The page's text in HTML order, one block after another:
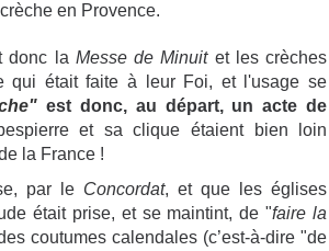
en Provence.
donc la Messe de Minuit et les crèches
qui était faite à leur Foi, et l'usage se
est donc, au départ, un acte de
et sa clique étaient bien loin
la France !
par le Concordat, et que les églises
était prise, et se maintint, de "faire la
coutumes calendales (c’est-à-dire "de